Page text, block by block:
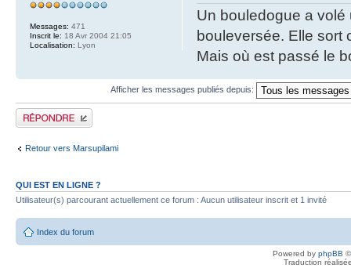
Un bouledogue a
bouleversée. Elle sort
Mais où est passé le
Messages: 471
Inscrit le: 18 Avr 2004 21:05
Localisation: Lyon
Afficher les messages publiés depuis:
Publier une réponse
Retour vers Marsupilami
QUI EST EN LIGNE ?
Utilisateur(s) parcourant actuellement ce forum : Aucun utilisateur inscrit et 1 invité
Index du forum
Powered by phpBB
Traduction